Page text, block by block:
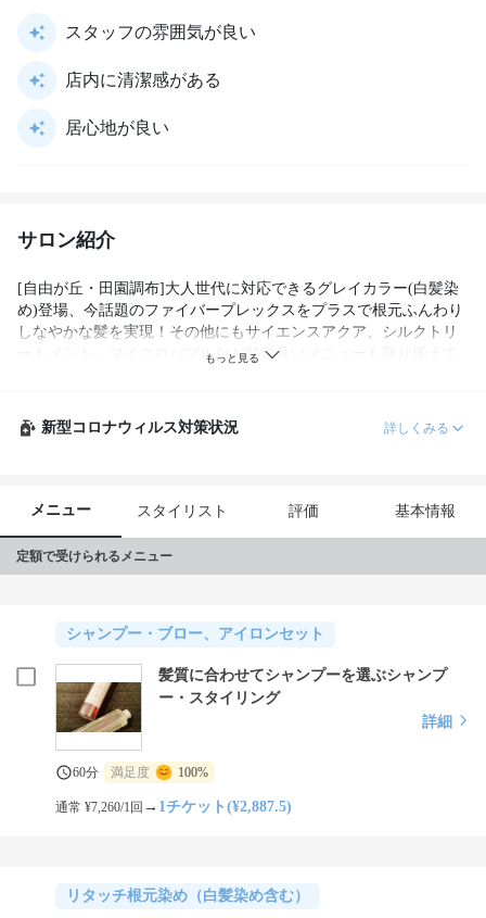
スタッフの雰囲気が良い
店内に清潔感がある
居心地が良い
サロン紹介
[自由が丘・田園調布]大人世代に対応できるグレイカラー(白髪染
め)登場、今話題のファイバープレックスをプラスで根元ふんわり
しなやかな髪を実現！その他にもサイエンスアクア、シルクトリ
ートメント、マイクロバブルなど髪に良いメニューも取り揃えて
新型コロナウィルス対策状況 詳しくみる
メニュー スタイリスト 評価 基本情報
定額で受けられるメニュー
シャンプー・ブロー、アイロンセット
髪質に合わせてシャンプーを選ぶシャンプ
ー・スタイリング
詳細
60分 満足度 100%
通常 ¥7,260/1回 → 1チケット(¥2,887.5)
リタッチ根元染め（白髪染め含む）